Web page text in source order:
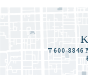
〒600-8846